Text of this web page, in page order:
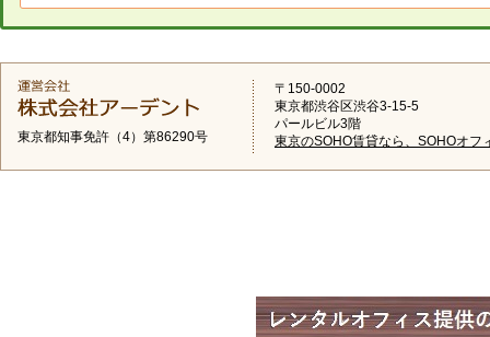
東京都知事免許（4）第86290号
〒150-0002
東京都渋谷区渋谷3-15-5
パールビル3階
東京のSOHO賃貸なら、SOHOオフ